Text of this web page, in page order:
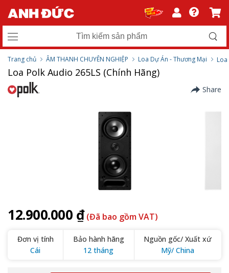
Trang chủ ÂM THANH CHUYÊN NGHIỆP Loa Dự Án - Thương Mại
Loa Polk Audio 265LS (Chính Hãng)
Share
12.900.000 ₫ (Đã bao gồm VAT)
Đơn vị tính
Cái
Bảo hành hãng
12 tháng
Nguồn gốc/ Xuất xứ
Mỹ/ China